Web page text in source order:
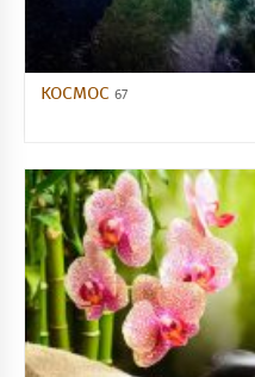
КОСМОС 67